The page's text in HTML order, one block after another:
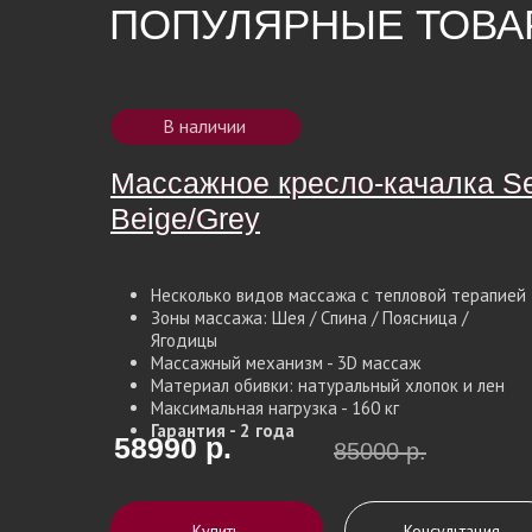
ПОПУЛЯРНЫЕ
Массажное кресло-качалка
Beige/Grey
Массажное кресло-качалка
Beige/Grey
58990 р. 85000 р.
В наличии
Несколько видов массажа с тепловой терапией
Зоны массажа: Шея / Спина / Поясница /
Ягодицы
Массажный механизм - 3D массаж
Материал обивки: натуральный хлопок и лен
Максимальная нагрузка - 160 кг
Гарантия - 2 года